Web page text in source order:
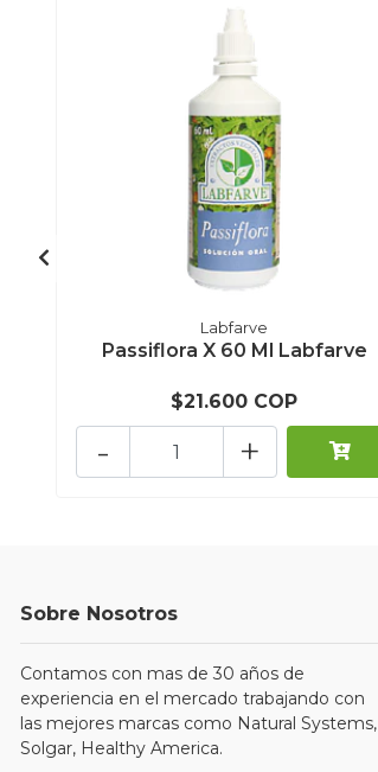
Labfarve
Passiflora X 60 Ml Labfarve
$21.600 COP
+
-
Sobre Nosotros
Contamos con mas de 30 años de
experiencia en el mercado trabajando con
las mejores marcas como Natural Systems,
Solgar, Healthy America.